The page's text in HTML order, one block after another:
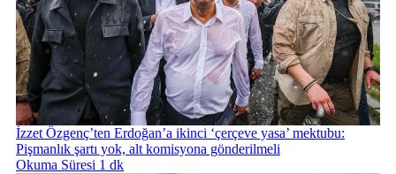
İzzet Özgenç’ten Erdoğan’a ikinci ‘çerçeve yasa’ mektubu:
Pişmanlık şartı yok, alt komisyona gönderilmeli
Okuma Süresi 1 dk